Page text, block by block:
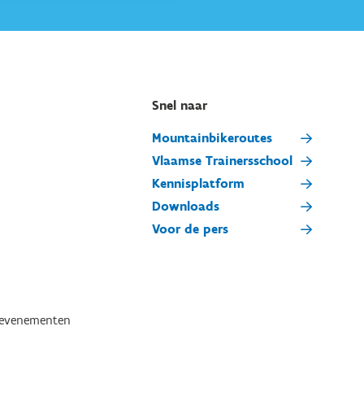
Snel naar
Mountainbikeroutes
Vlaamse Trainersschool
Kennisplatform
Downloads
Voor de pers